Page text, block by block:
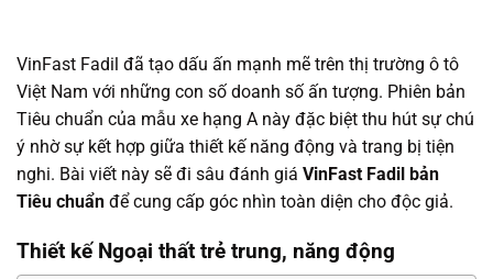
VinFast Fadil đã tạo dấu ấn mạnh mẽ trên thị trường ô tô
Việt Nam với những con số doanh số ấn tượng. Phiên bản
Tiêu chuẩn của mẫu xe hạng A này đặc biệt thu hút sự chú
ý nhờ sự kết hợp giữa thiết kế năng động và trang bị tiện
nghi. Bài viết này sẽ đi sâu đánh giá VinFast Fadil bản
Tiêu chuẩn để cung cấp góc nhìn toàn diện cho độc giả.
Thiết kế Ngoại thất trẻ trung, năng động